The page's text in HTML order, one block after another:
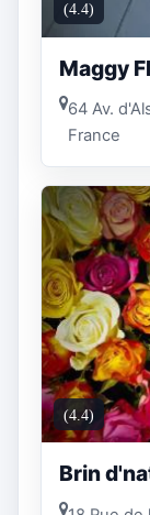
(4.4)
Maggy
64 Av.
France
(4.4)
Brin